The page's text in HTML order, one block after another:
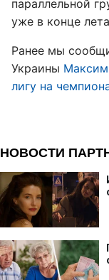
параллельной
уже в конце
Ранее мы
Украины
лигу на